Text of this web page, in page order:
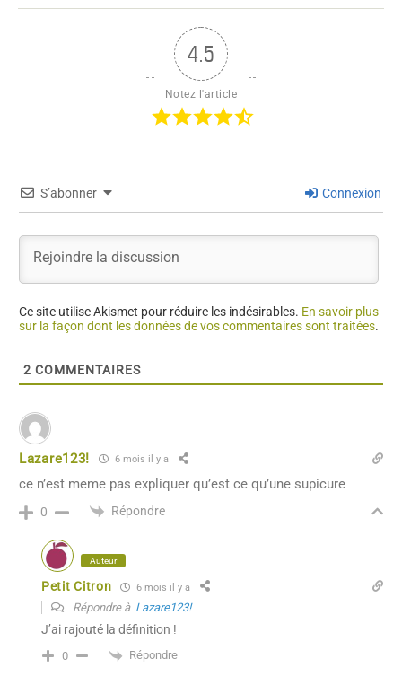
4.5
Notez l'article
S’abonner Connexion
Ce site utilise Akismet pour réduire les indésirables. En savoir plus
sur la façon dont les données de vos commentaires sont traitées.
2 COMMENTAIRES
Lazare123! 6 mois il y a
ce n’est meme pas expliquer qu’est ce qu’une supicure
0 Répondre
Auteur
Petit Citron 6 mois il y a
Répondre à Lazare123!
J’ai rajouté la définition !
0 Répondre